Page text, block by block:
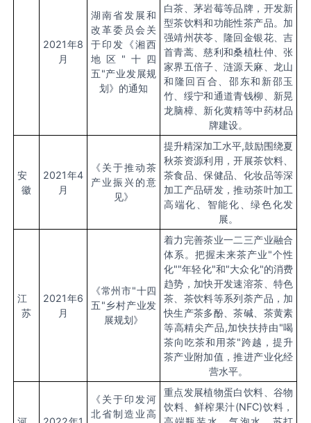
2021年8
月
湖南省发展和
改革委员会关
于印发《湘西
地区 "十四
五"产业发展规
划》的通知
白茶、茅岩莓等品牌，开发新
型茶饮料和功能性茶产品。加
强靖州茯苓、隆回金银花、吉
首青蒿、慈利和桑植杜仲、张
家界五倍子、涟源天麻、龙山
和隆回百合、邵东和新邵玉
竹、绥宁和通道青钱柳、新晃
龙脑樟、新化黄精等中药材品
牌建设。
安
徽
2021年4
月
《关于推动茶
产业振兴的意
见》
提升精深加工水平,鼓励围绕夏
秋茶资源利用，开展茶饮料、
茶食品、保健品、化妆品等深
加工产品研发，推动茶叶加工
高端化、智能化、绿色化发
展。
江
苏
2021年6
月
《常州市"十四
五"乡村产业发
展规划》
着力完善茶业一二三产业融合
体系。把握未来茶产业"个性
化""年轻化"和"大众化"的消费
趋势，加快开发速溶茶、特色
茶、茶饮料等系列荼产品，加
快生产茶多酚、茶碱、茶黄素
等高精尖产品,加快扶持由"喝
茶向吃茶和用茶"跨越，提升
茶产业附加值，推进产业化经
营水平。
《关于印发河
北省制造业高
重点发展植物蛋白饮料、谷物
饮料、鲜榨果汁(NFC)饮料，